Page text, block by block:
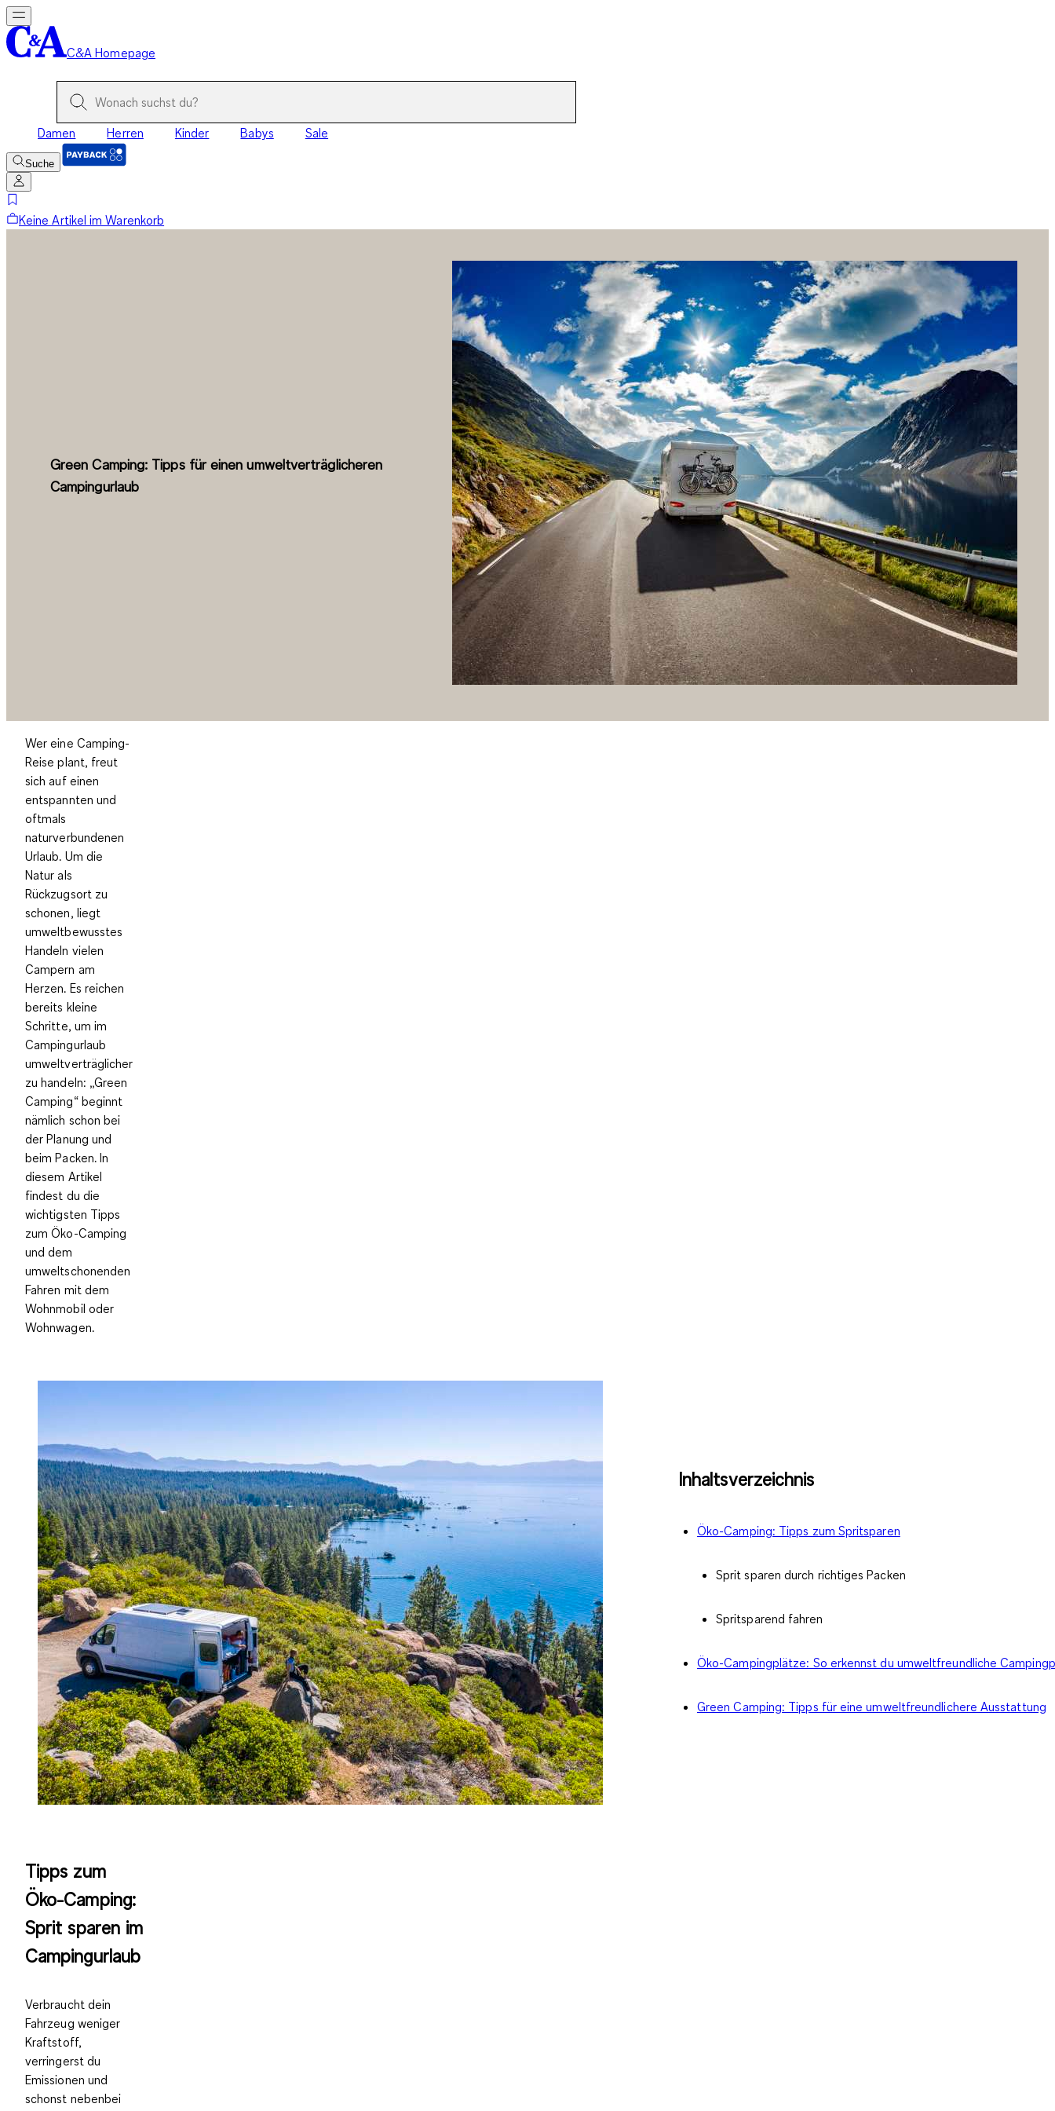
C&A Homepage
Damen Herren Kinder Babys Sale
Suche
Keine Artikel im Warenkorb
Green Camping: Tipps für einen umweltverträglicheren
Campingurlaub
Wer eine Camping-
Reise plant, freut
sich auf einen
entspannten und
oftmals
naturverbundenen
Urlaub. Um die
Natur als
Rückzugsort zu
schonen, liegt
umweltbewusstes
Handeln vielen
Campern am
Herzen. Es reichen
bereits kleine
Schritte, um im
Campingurlaub
umweltverträglicher
zu handeln: „Green
Camping“ beginnt
nämlich schon bei
der Planung und
beim Packen. In
diesem Artikel
findest du die
wichtigsten Tipps
zum Öko-Camping
und dem
umweltschonenden
Fahren mit dem
Wohnmobil oder
Wohnwagen.
Inhaltsverzeichnis
Öko-Camping: Tipps zum Spritsparen
Sprit sparen durch richtiges Packen
Spritsparend fahren
Öko-Campingplätze: So erkennst du umweltfreundliche
Green Camping: Tipps für eine umweltfreundlichere Ausstattung
Tipps zum
Öko-Camping:
Sprit sparen im
Campingurlaub
Verbraucht dein
Fahrzeug weniger
Kraftstoff,
verringerst du
Emissionen und
schonst nebenbei